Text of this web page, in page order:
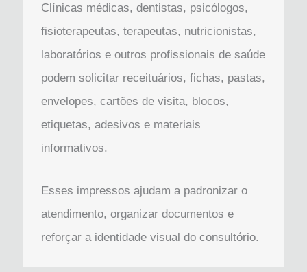
Clínicas médicas, dentistas, psicólogos,
fisioterapeutas, terapeutas, nutricionistas,
laboratórios e outros profissionais de saúde
podem solicitar receituários, fichas, pastas,
envelopes, cartões de visita, blocos,
etiquetas, adesivos e materiais
informativos.
Esses impressos ajudam a padronizar o
atendimento, organizar documentos e
reforçar a identidade visual do consultório.